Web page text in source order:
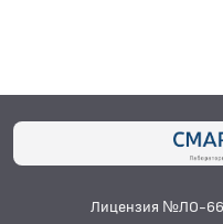
Лицензия №ЛО-